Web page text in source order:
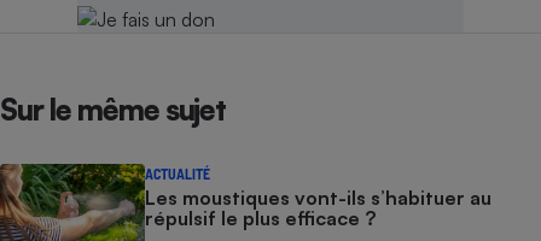
Sur le même sujet
ACTUALITÉ
Les moustiques vont-ils s’habituer au
répulsif le plus efficace ?